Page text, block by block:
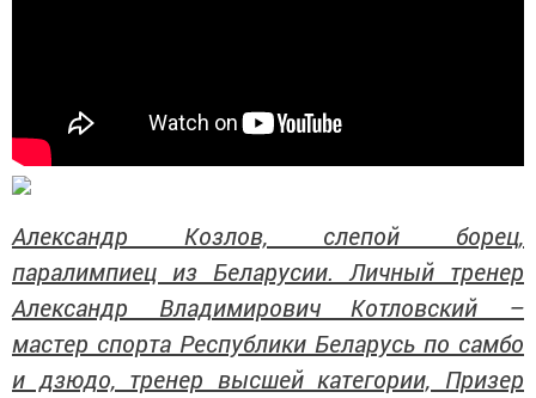
Александр Козлов, слепой борец,
паралимпиец из Беларусии. Личный тренер
Александр Владимирович Котловский –
мастер спорта Республики Беларусь по самбо
и дзюдо, тренер высшей категории, Призер